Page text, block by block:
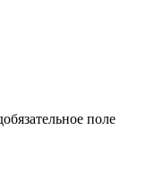
обязательное поле